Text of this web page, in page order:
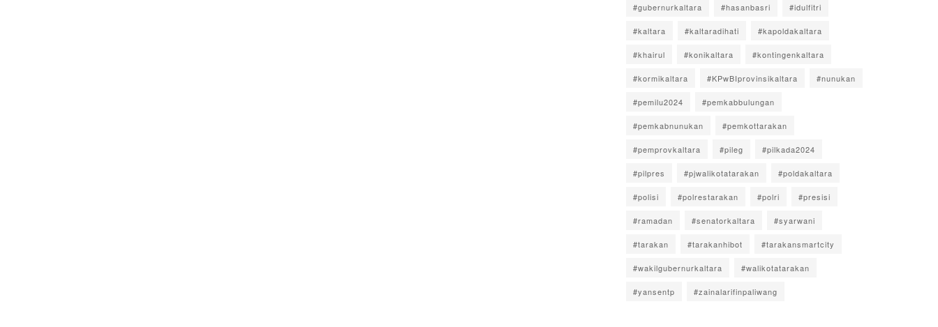
#gubernurkaltara #hasanbasri #idulfitri
#kaltara #kaltaradihati #kapoldakaltara
#khairul #konikaltara #kontingenkaltara
#kormikaltara #KPwBIprovinsikaltara #nunukan
#pemilu2024 #pemkabbulungan
#pemkabnunukan #pemkottarakan
#pemprovkaltara #pileg #pilkada2024
#pilpres #pjwalikotatarakan #poldakaltara
#polisi #polrestarakan #polri #presisi
#ramadan #senatorkaltara #syarwani
#tarakan #tarakanhibot #tarakansmartcity
#wakilgubernurkaltara #walikotatarakan
#yansentp #zainalarifinpaliwang